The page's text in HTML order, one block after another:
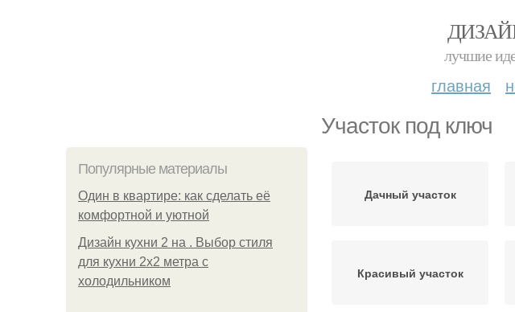
лучшие
главная
Участок под ключ
Популярные материалы
Один в квартире: как сделать её
комфортной и уютной
Дизайн кухни 2 на . Выбор стиля
для кухни 2х2 метра с
холодильником
Дачный участок
Красивый участок